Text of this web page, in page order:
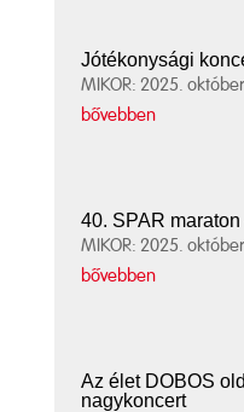
Jótékonysági
MIKOR: 2025.
bővebben
40. SPAR
MIKOR: 2025.
bővebben
Az élet DOBOS
nagykoncert